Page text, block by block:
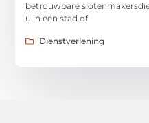
betrouwbare
u in een stad of
Dienstverlening